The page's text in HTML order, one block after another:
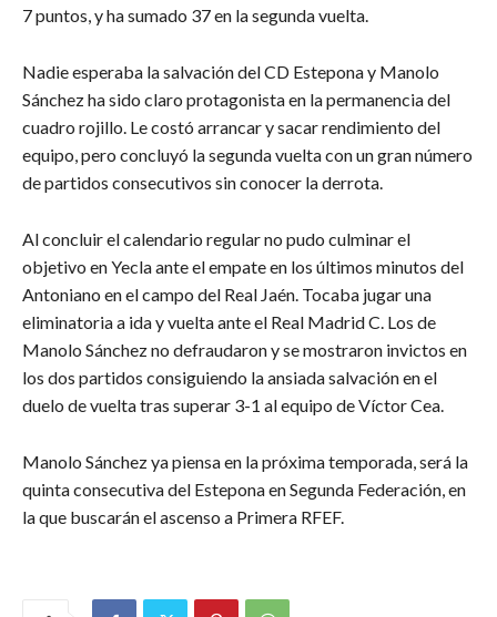
7 puntos, y ha sumado 37 en la segunda vuelta.
Nadie esperaba la salvación del CD Estepona y Manolo
Sánchez ha sido claro protagonista en la permanencia del
cuadro rojillo. Le costó arrancar y sacar rendimiento del
equipo, pero concluyó la segunda vuelta con un gran número
de partidos consecutivos sin conocer la derrota.
Al concluir el calendario regular no pudo culminar el
objetivo en Yecla ante el empate en los últimos minutos del
Antoniano en el campo del Real Jaén. Tocaba jugar una
eliminatoria a ida y vuelta ante el Real Madrid C. Los de
Manolo Sánchez no defraudaron y se mostraron invictos en
los dos partidos consiguiendo la ansiada salvación en el
duelo de vuelta tras superar 3-1 al equipo de Víctor Cea.
Manolo Sánchez ya piensa en la próxima temporada, será la
quinta consecutiva del Estepona en Segunda Federación, en
la que buscarán el ascenso a Primera RFEF.